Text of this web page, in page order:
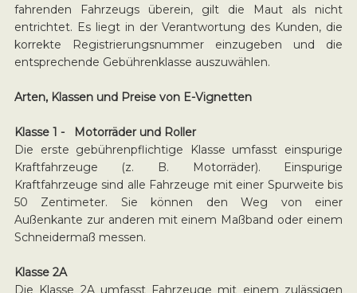
fahrenden Fahrzeugs überein, gilt die Maut als nicht
entrichtet. Es liegt in der Verantwortung des Kunden, die
korrekte Registrierungsnummer einzugeben und die
entsprechende Gebührenklasse auszuwählen.
Arten, Klassen und Preise von E-Vignetten
Klasse 1 - Motorräder und Roller
Die erste gebührenpflichtige Klasse umfasst einspurige
Kraftfahrzeuge (z. B. Motorräder). Einspurige
Kraftfahrzeuge sind alle Fahrzeuge mit einer Spurweite bis
50 Zentimeter. Sie können den Weg von einer
Außenkante zur anderen mit einem Maßband oder einem
Schneidermaß messen.
Klasse 2A
Die Klasse 2A umfasst Fahrzeuge mit einem zulässigen